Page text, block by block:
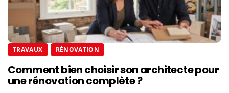
TRAVAUX RÉNOVATION
Comment bien choisir son architecte pour
une rénovation complète ?